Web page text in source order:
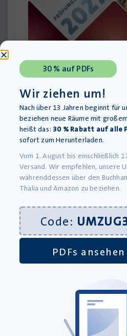
Trainingsbuch zum
2027
27. Juli 2026
Wir ziehen um: mehr
Materialien und neue
27. Juli 2026
30 % auf PDFs
Wir ziehen um!
Nach über 13 Jahren beginnt für
beziehen neue Räume mit
heißt das: 30 % Rabatt auf alle
sofort zum Herunterladen.
Vom 1. August bis einschließlich
Versand. Wir empfehlen, unsere
währenddessen über den
Thalia und Amazon zu beziehen.
Code:
PDFs ansehen